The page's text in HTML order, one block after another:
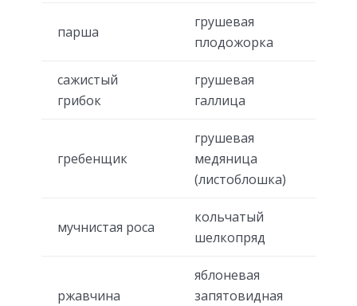
парша
грушевая
плодожорка
сажистый
грибок
грушевая
галлица
гребенщик
грушевая
медяница
(листоблошка)
мучнистая роса
кольчатый
шелкопряд
ржавчина
яблоневая
запятовидная